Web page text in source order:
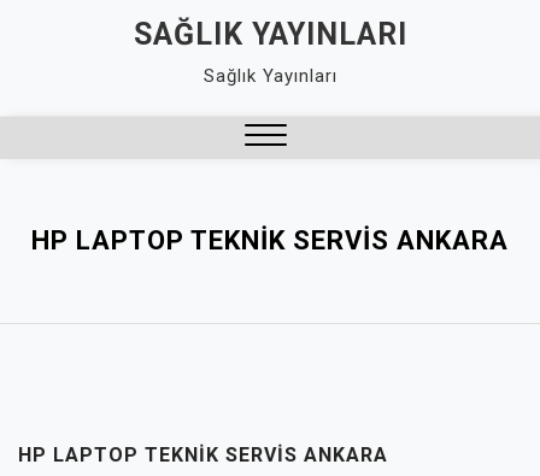
SAĞLIK YAYINLARI
Sağlık Yayınları
HP LAPTOP TEKNIK SERVIS ANKARA
HP LAPTOP TEKNIK SERVIS ANKARA